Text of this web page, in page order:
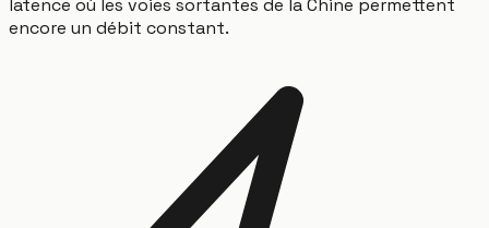
latence où les voies sortantes de la Chine permettent
encore un débit constant.